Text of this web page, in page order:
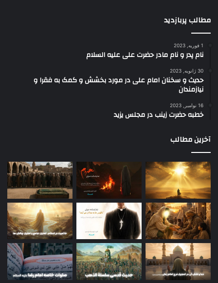
مطالب پربازدید
1 فوریه, 2023
نام پدر و نام مادر حضرت علی علیه السلام
30 ژانویه, 2023
حدیث و سخنان امام علی در مورد بخشش و کمک به فقرا و
نیازمندان
16 نوامبر, 2023
خطبه حضرت زینب در مجلس یزید
آخرین مطالب